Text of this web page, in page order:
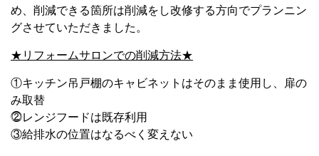
め、削減できる箇所は削減をし改修する方向でプランニン
グさせていただきました。
★リフォームサロンでの削減方法★
①キッチン吊戸棚のキャビネットはそのまま使用し、扉の
み取替
⓶レンジフードは既存利用
③給排水の位置はなるべく変えない